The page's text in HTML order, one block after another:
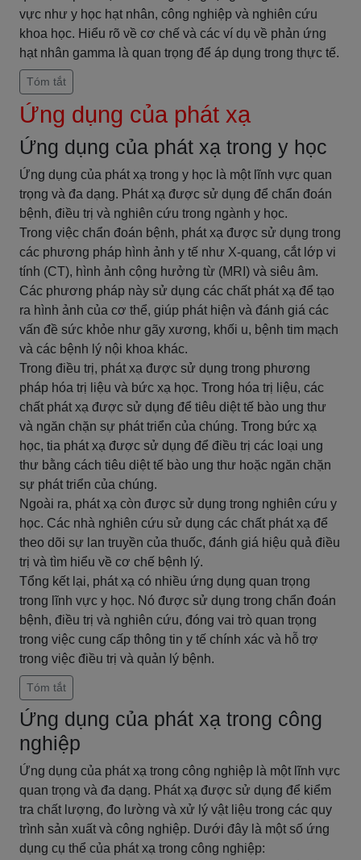
vực như y học hạt nhân, công nghiệp và nghiên cứu
khoa học. Hiểu rõ về cơ chế và các ví dụ về phản ứng
hạt nhân gamma là quan trọng để áp dụng trong thực tế.
Tóm tắt
Ứng dụng của phát xạ
Ứng dụng của phát xạ trong y học
Ứng dụng của phát xạ trong y học là một lĩnh vực quan
trọng và đa dạng. Phát xạ được sử dụng để chẩn đoán
bệnh, điều trị và nghiên cứu trong ngành y học.
Trong việc chẩn đoán bệnh, phát xạ được sử dụng trong
các phương pháp hình ảnh y tế như X-quang, cắt lớp vi
tính (CT), hình ảnh cộng hưởng từ (MRI) và siêu âm.
Các phương pháp này sử dụng các chất phát xạ để tạo
ra hình ảnh của cơ thể, giúp phát hiện và đánh giá các
vấn đề sức khỏe như gãy xương, khối u, bệnh tim mạch
và các bệnh lý nội khoa khác.
Trong điều trị, phát xạ được sử dụng trong phương
pháp hóa trị liệu và bức xạ học. Trong hóa trị liệu, các
chất phát xạ được sử dụng để tiêu diệt tế bào ung thư
và ngăn chặn sự phát triển của chúng. Trong bức xạ
học, tia phát xạ được sử dụng để điều trị các loại ung
thư bằng cách tiêu diệt tế bào ung thư hoặc ngăn chặn
sự phát triển của chúng.
Ngoài ra, phát xạ còn được sử dụng trong nghiên cứu y
học. Các nhà nghiên cứu sử dụng các chất phát xạ để
theo dõi sự lan truyền của thuốc, đánh giá hiệu quả điều
trị và tìm hiểu về cơ chế bệnh lý.
Tổng kết lại, phát xạ có nhiều ứng dụng quan trọng
trong lĩnh vực y học. Nó được sử dụng trong chẩn đoán
bệnh, điều trị và nghiên cứu, đóng vai trò quan trọng
trong việc cung cấp thông tin y tế chính xác và hỗ trợ
trong việc điều trị và quản lý bệnh.
Tóm tắt
Ứng dụng của phát xạ trong công
nghiệp
Ứng dụng của phát xạ trong công nghiệp là một lĩnh vực
quan trọng và đa dạng. Phát xạ được sử dụng để kiểm
tra chất lượng, đo lường và xử lý vật liệu trong các quy
trình sản xuất và công nghiệp. Dưới đây là một số ứng
dụng cụ thể của phát xạ trong công nghiệp: